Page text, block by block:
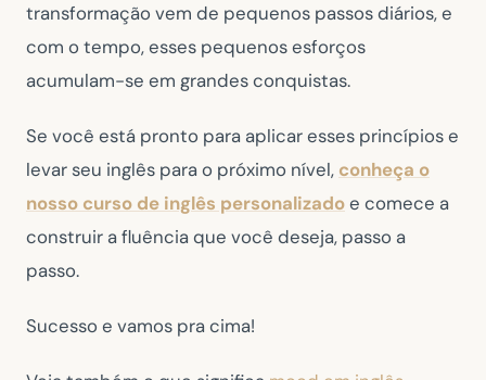
transformação vem de pequenos passos diários, e
com o tempo, esses pequenos esforços
acumulam-se em grandes conquistas.
Se você está pronto para aplicar esses princípios e
levar seu inglês para o próximo nível, conheça o
nosso curso de inglês personalizadoe comece a
construir a fluência que você deseja, passo a
passo.
Sucesso e vamos pra cima!